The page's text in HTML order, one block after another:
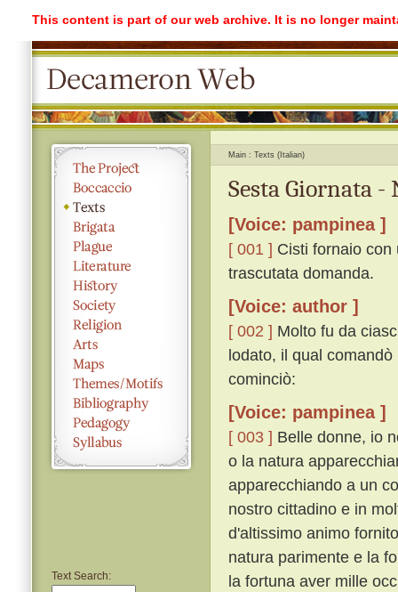
This content is part of our web archive. It is no longer
Text Search:
Main Texts (Italian)
Sesta Giornata -
[Voice: pampinea ]
[ 001 ] Cisti fornaio
trascutata domanda.
[Voice: author ]
[ 002 ] Molto fu da
lodato, il qual
cominciò:
[Voice: pampinea ]
[ 003 ] Belle donne, io
o la natura
apparecchiando a un
nostro cittadino e in
d'altissimo animo
natura parimente e la
la fortuna aver mille